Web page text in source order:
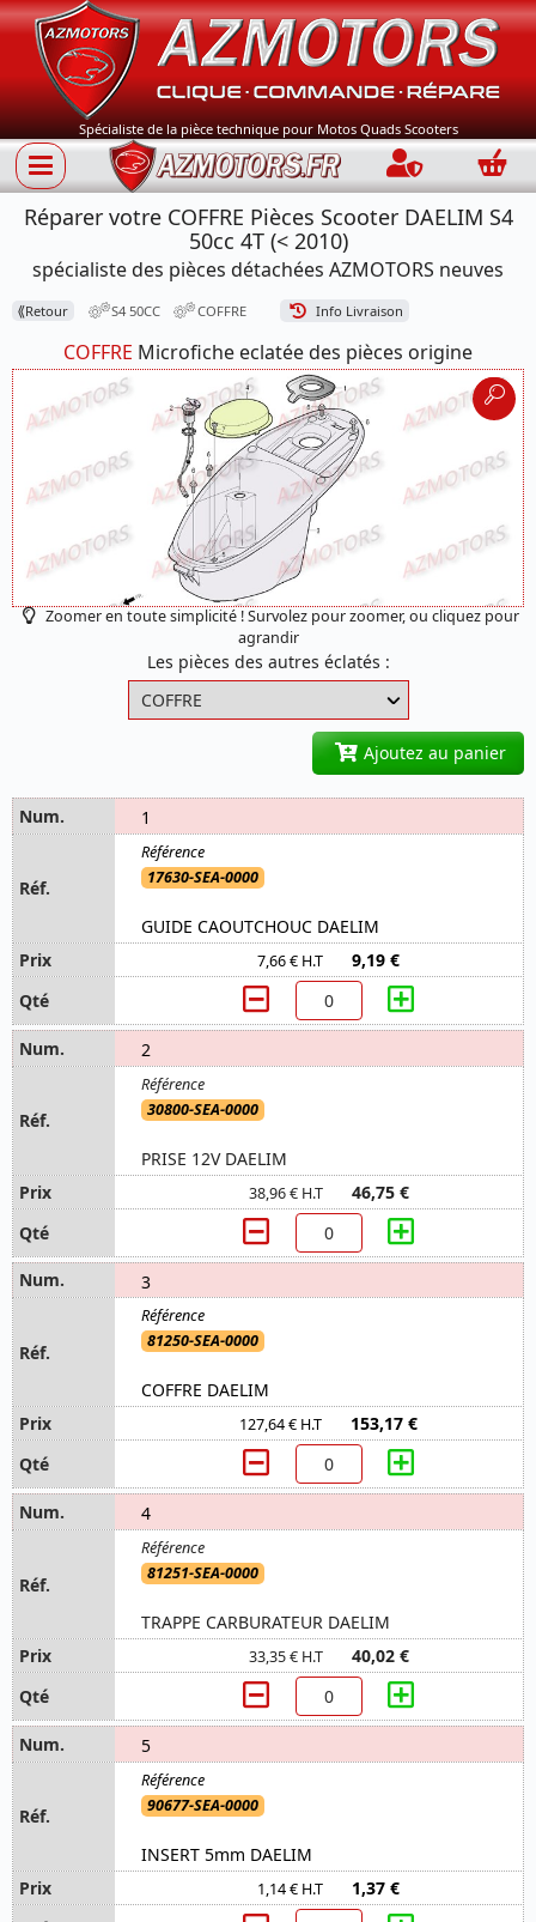
Spécialiste de la pièce technique pour Motos Quads Scooters
Connection
Réparer votre COFFRE Pièces Scooter DAELIM S4
50cc 4T (< 2010)
spécialiste des pièces détachées AZMOTORS neuves
⟪Retour S4 50CC COFFRE Info Livraison
COFFRE Microfiche eclatée des pièces origine
Zoomer en toute simplicité ! Survolez pour zoomer, ou cliquez pour
agrandir
Les pièces des autres éclatés :
Ajoutez au panier
1
17630-SEA-0000
GUIDE CAOUTCHOUC DAELIM
7,66 € H.T 9,19 €
2
30800-SEA-0000
PRISE 12V DAELIM
38,96 € H.T 46,75 €
3
81250-SEA-0000
COFFRE DAELIM
127,64 € H.T 153,17 €
4
81251-SEA-0000
TRAPPE CARBURATEUR DAELIM
33,35 € H.T 40,02 €
5
90677-SEA-0000
INSERT 5mm DAELIM
1,14 € H.T 1,37 €